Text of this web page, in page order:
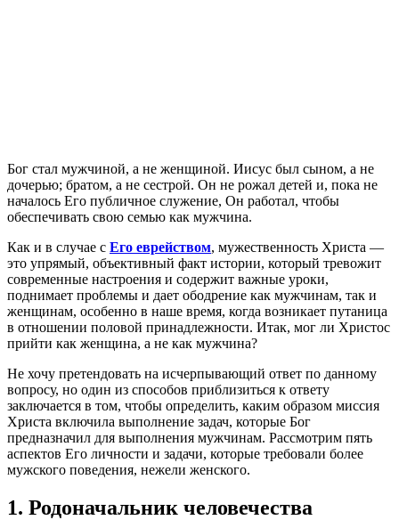
Бог стал мужчиной, а не женщиной. Иисус был сыном, а не
дочерью; братом, а не сестрой. Он не рожал детей и, пока не
началось Его публичное служение, Он работал, чтобы
обеспечивать свою семью как мужчина.
Как и в случае с Его еврейством, мужественность Христа —
это упрямый, объективный факт истории, который тревожит
современные настроения и содержит важные уроки,
поднимает проблемы и дает ободрение как мужчинам, так и
женщинам, особенно в наше время, когда возникает путаница
в отношении половой принадлежности. Итак, мог ли Христос
прийти как женщина, а не как мужчина?
Не хочу претендовать на исчерпывающий ответ по данному
вопросу, но один из способов приблизиться к ответу
заключается в том, чтобы определить, каким образом миссия
Христа включила выполнение задач, которые Бог
предназначил для выполнения мужчинам. Рассмотрим пять
аспектов Его личности и задачи, которые требовали более
мужского поведения, нежели женского.
1. Родоначальник человечества